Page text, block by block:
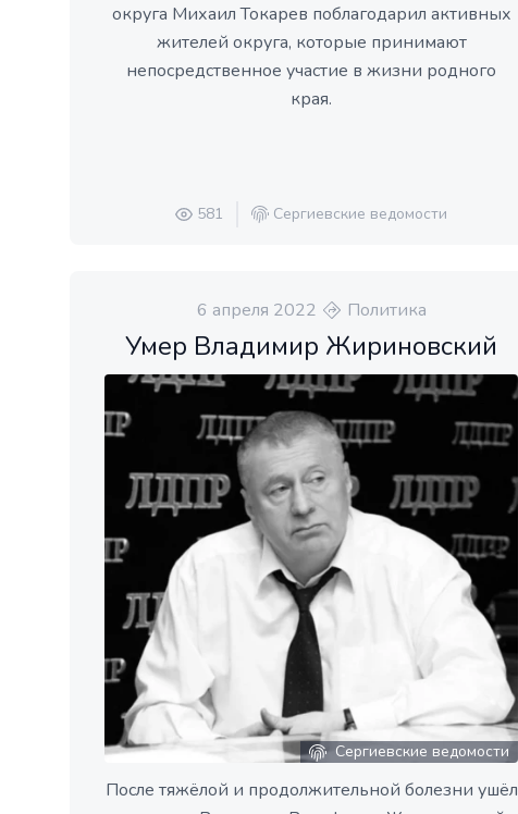
округа Михаил Токарев поблагодарил активных
жителей округа, которые принимают
непосредственное участие в жизни родного
края.
581 Сергиевские ведомости
6 апреля 2022 Политика
Умер Владимир Жириновский
Сергиевские ведомости
После тяжёлой и продолжительной болезни ушёл